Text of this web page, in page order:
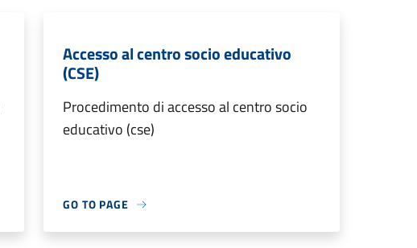
Accesso al centro socio educativo
(CSE)
Procedimento di accesso al centro socio
educativo (cse)
GO TO PAGE